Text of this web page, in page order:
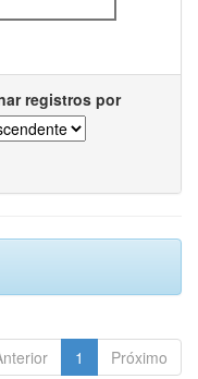
registros por
1 Próximo